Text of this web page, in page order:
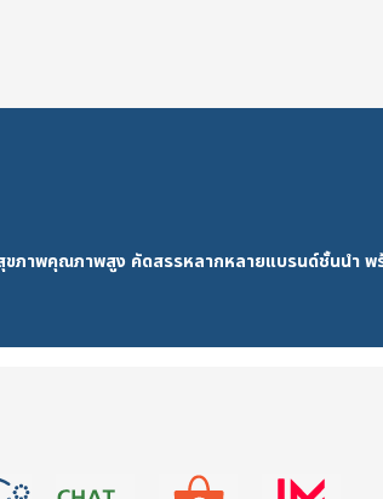
พคุณภาพสูง คัดสรรหลากหลายแบรนด์ชั้นนำ พ